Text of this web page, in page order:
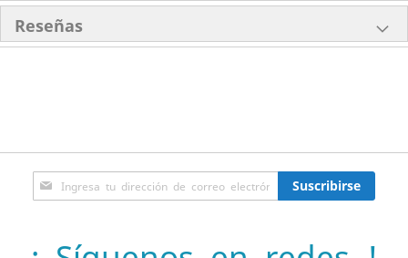
Reseñas
Inscríbase
a
de
Suscribirse